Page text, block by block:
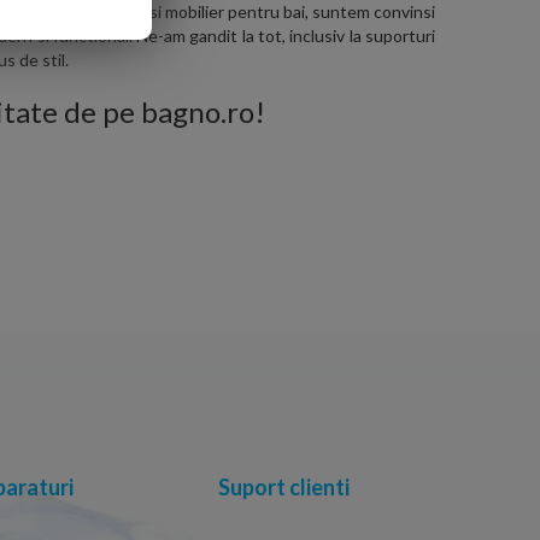
bideuri, baterii si mobilier pentru bai, suntem convinsi
si functional. Ne-am gandit la tot, inclusiv la suporturi
de stil.
de pe bagno.ro!
Suport clienti